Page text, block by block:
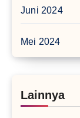
Juni 2024
Mei 2024
Lainnya